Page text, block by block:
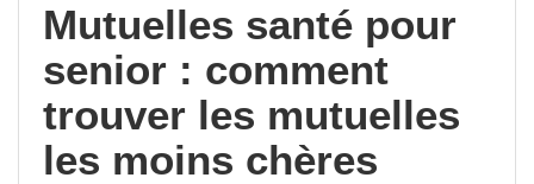
Mutuelles santé pour
senior : comment
trouver les mutuelles
les moins chères